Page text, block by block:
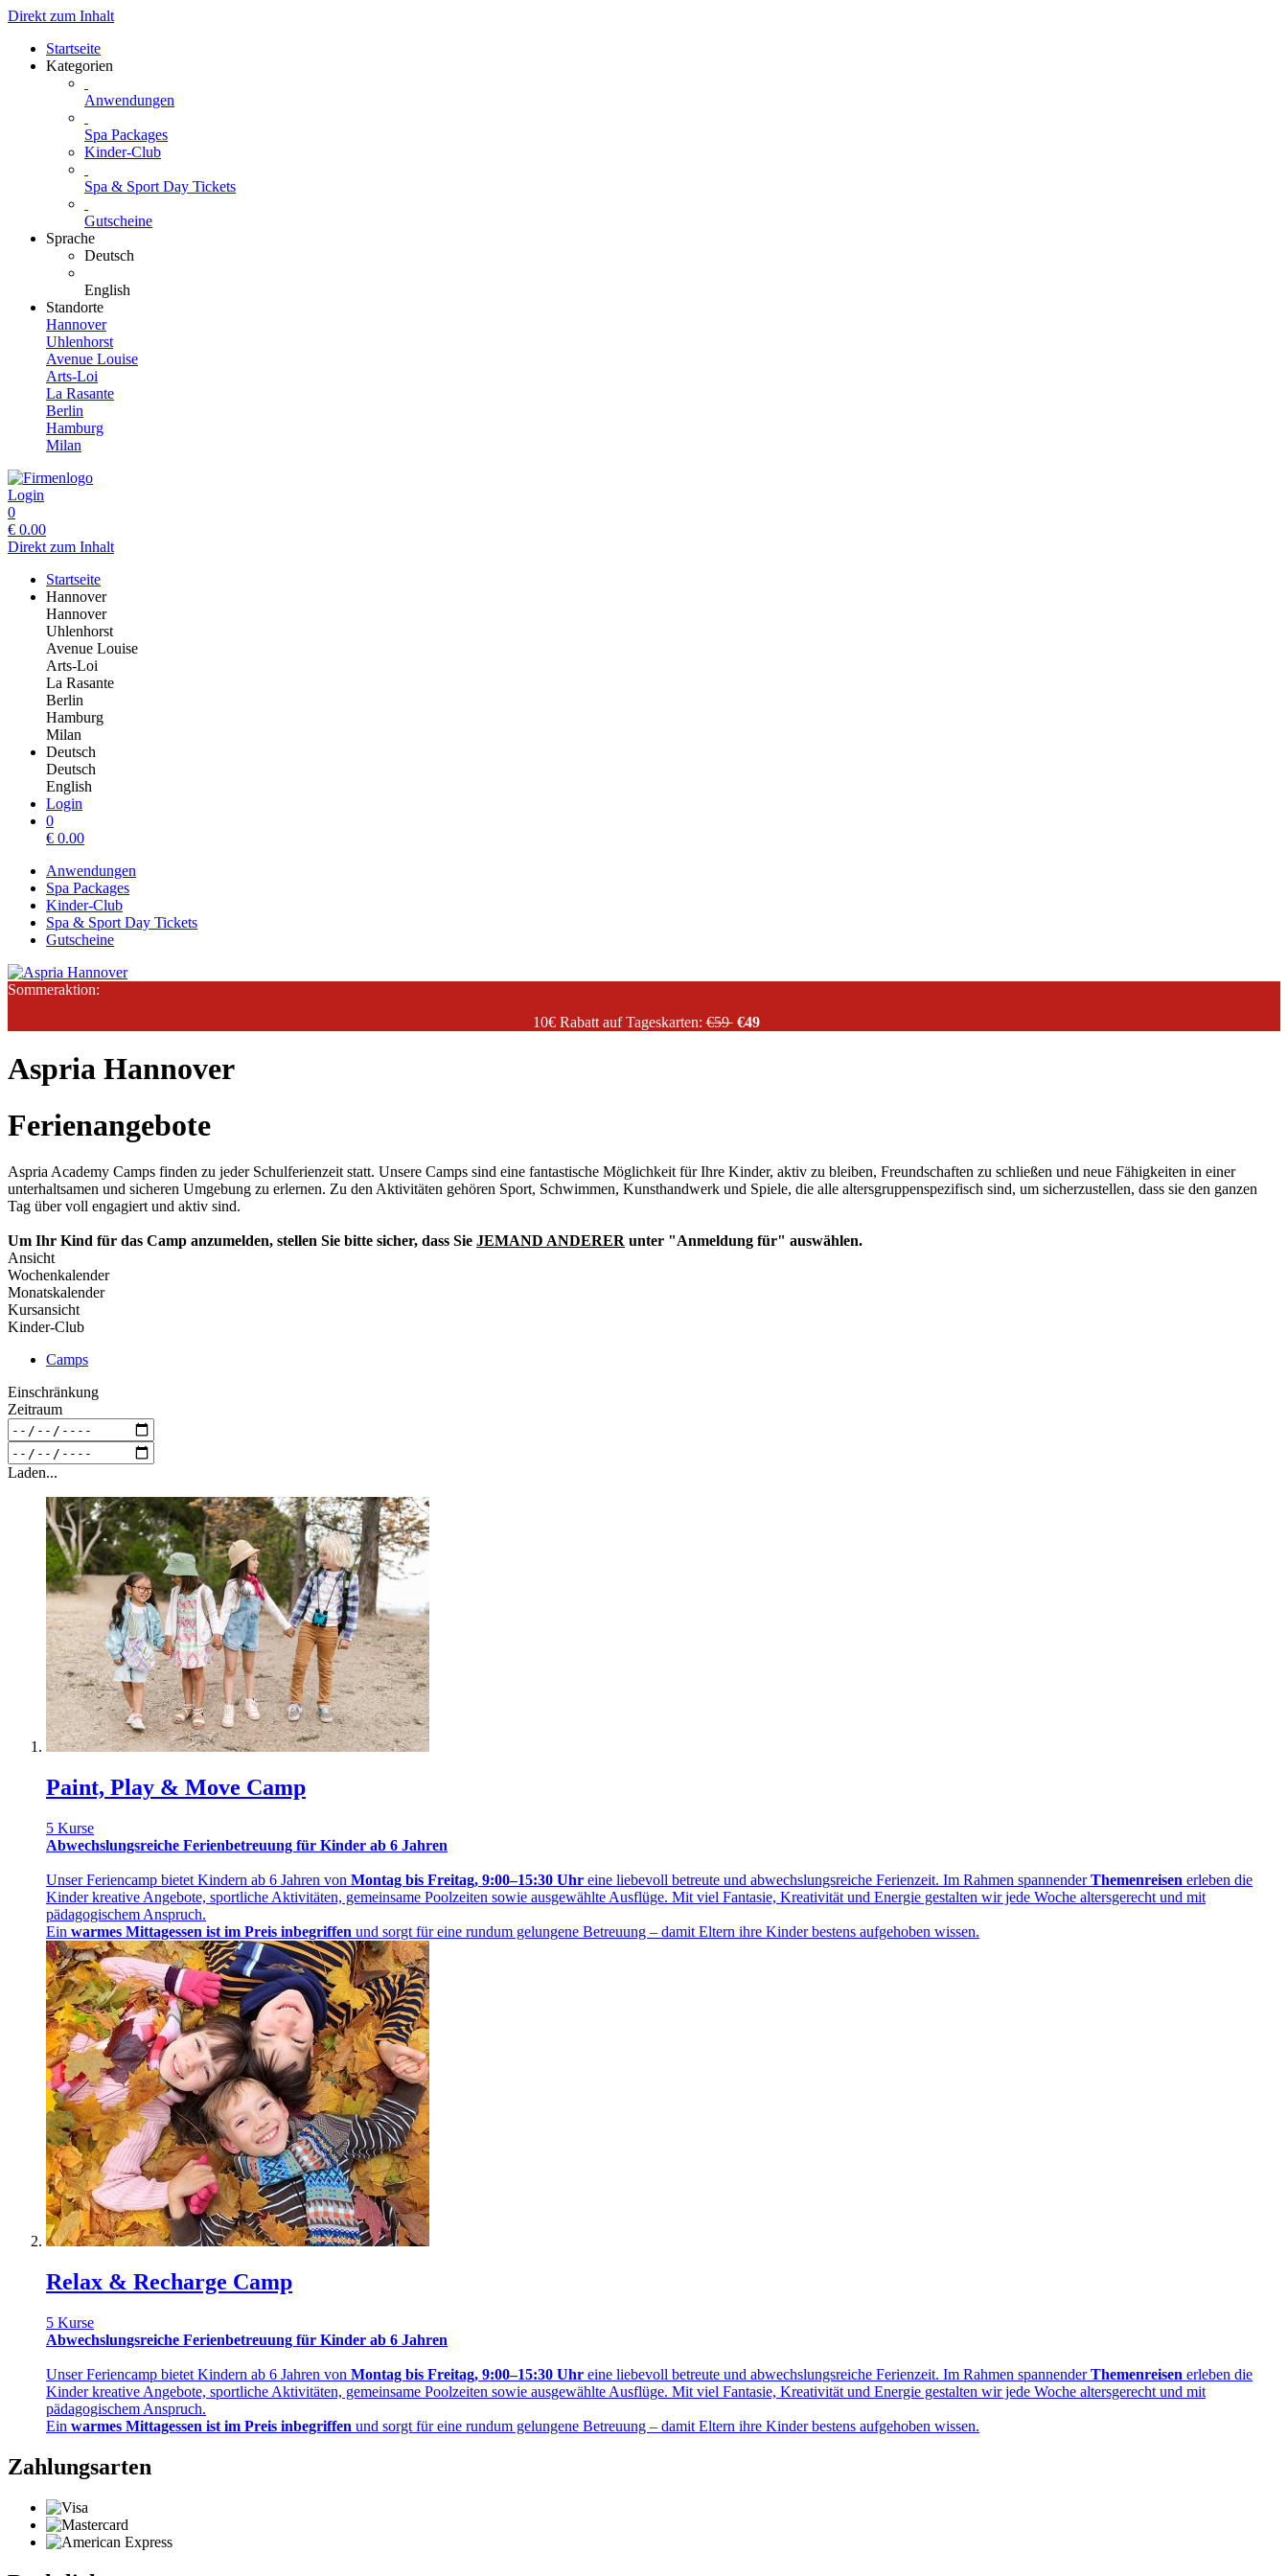
Direkt zum Inhalt
Startseite
Kategorien
Anwendungen
Spa Packages
Kinder-Club
Spa & Sport Day Tickets
Gutscheine
Sprache
Deutsch
English
Standorte
Hannover
Uhlenhorst
Avenue Louise
Arts-Loi
La Rasante
Berlin
Hamburg
Milan
Login
0
€ 0.00
Direkt zum Inhalt
Startseite
Hannover
Hannover
Uhlenhorst
Avenue Louise
Arts-Loi
La Rasante
Berlin
Hamburg
Milan
Deutsch
Deutsch
English
Login
0
€ 0.00
Anwendungen
Spa Packages
Kinder-Club
Spa & Sport Day Tickets
Gutscheine
Sommeraktion:
10€ Rabatt auf Tageskarten: €59 €49
Aspria Hannover
Ferienangebote
Aspria Academy Camps finden zu jeder Schulferienzeit statt. Unsere Camps sind eine fantastische Möglichkeit für Ihre Kinder, aktiv zu bleiben, Freundschaften zu schließen und neue Fähigkeiten in einer
unterhaltsamen und sicheren Umgebung zu erlernen. Zu den Aktivitäten gehören Sport, Schwimmen, Kunsthandwerk und Spiele, die alle altersgruppenspezifisch sind, um sicherzustellen, dass sie den ganzen
Tag über voll engagiert und aktiv sind.
Um Ihr Kind für das Camp anzumelden, stellen Sie bitte sicher, dass Sie JEMAND ANDERER unter "Anmeldung für" auswählen.
Ansicht
Wochenkalender
Monatskalender
Kursansicht
Kinder-Club
Camps
Einschränkung
Zeitraum
Laden...
Paint, Play & Move Camp
5 Kurse
Abwechslungsreiche Ferienbetreuung für Kinder ab 6 Jahren
Unser Feriencamp bietet Kindern ab 6 Jahren von Montag bis Freitag, 9:00–15:30 Uhr eine liebevoll betreute und abwechslungsreiche Ferienzeit. Im Rahmen spannenderThemenreisen erleben die
Kinder kreative Angebote, sportliche Aktivitäten, gemeinsame Poolzeiten sowie ausgewählte Ausflüge. Mit viel Fantasie, Kreativität und Energie gestalten wir jede Woche altersgerecht und mit
pädagogischem Anspruch.
Ein warmes Mittagessen ist im Preis inbegriffen und sorgt für eine rundum gelungene Betreuung – damit Eltern ihre Kinder bestens aufgehoben wissen.
Relax & Recharge Camp
5 Kurse
Abwechslungsreiche Ferienbetreuung für Kinder ab 6 Jahren
Unser Feriencamp bietet Kindern ab 6 Jahren von Montag bis Freitag, 9:00–15:30 Uhr eine liebevoll betreute und abwechslungsreiche Ferienzeit. Im Rahmen spannenderThemenreisen erleben die
Kinder kreative Angebote, sportliche Aktivitäten, gemeinsame Poolzeiten sowie ausgewählte Ausflüge. Mit viel Fantasie, Kreativität und Energie gestalten wir jede Woche altersgerecht und mit
pädagogischem Anspruch.
Ein warmes Mittagessen ist im Preis inbegriffen und sorgt für eine rundum gelungene Betreuung – damit Eltern ihre Kinder bestens aufgehoben wissen.
Zahlungsarten